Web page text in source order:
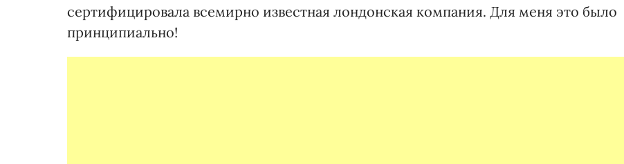
сертифицировала всемирно известная лондонская компания. Для меня это было
принципиально!